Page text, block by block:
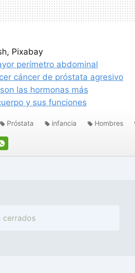
Pixabay
perímetro abdominal
cáncer de próstata agresivo
las hormonas más
y sus funciones
Próstata infancia Hombres
cerrados